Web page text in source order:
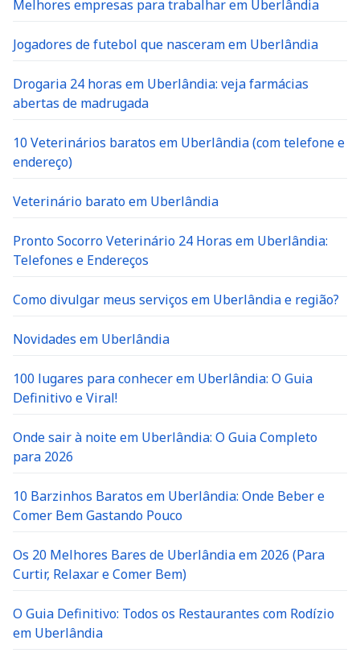
Melhores empresas para trabalhar em Uberlândia
Jogadores de futebol que nasceram em Uberlândia
Drogaria 24 horas em Uberlândia: veja farmácias
abertas de madrugada
10 Veterinários baratos em Uberlândia (com telefone e
endereço)
Veterinário barato em Uberlândia
Pronto Socorro Veterinário 24 Horas em Uberlândia:
Telefones e Endereços
Como divulgar meus serviços em Uberlândia e região?
Novidades em Uberlândia
100 lugares para conhecer em Uberlândia: O Guia
Definitivo e Viral!
Onde sair à noite em Uberlândia: O Guia Completo
para 2026
10 Barzinhos Baratos em Uberlândia: Onde Beber e
Comer Bem Gastando Pouco
Os 20 Melhores Bares de Uberlândia em 2026 (Para
Curtir, Relaxar e Comer Bem)
O Guia Definitivo: Todos os Restaurantes com Rodízio
em Uberlândia